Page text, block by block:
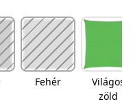
Fehér
Világos
zöld